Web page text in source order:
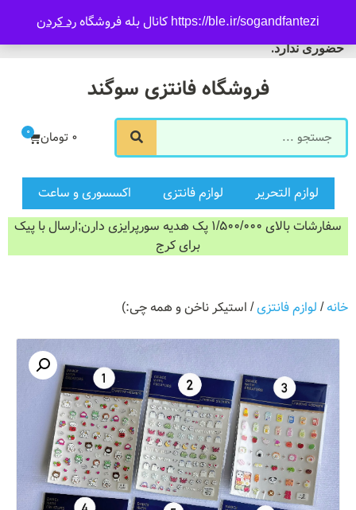
https://ble.ir/sogandfantezi کانال بله فروشگاه رد کردن
فروشگاه سوگند فروش
حضوری ندارد.
ورود/ثبت نام
فروشگاه فانتزی سوگند
0 تومان 0
لوازم التحریر لوازم فانتزی
اکسسوری و ساعت
سفارشات بالای 1/500/000 پک هدیه سورپرایزی دارن;ارسال با پیک
برای کرج
خانه/ لوازم فانتزی/ استیکر ناخن و همه چی:)